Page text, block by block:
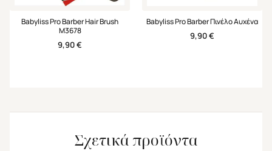
Babyliss Pro Barber Hair Brush
M3678
9,90€
Babyliss Pro Barber Πινέλο Αυχένα
9,90€
Σχετικά προϊόντα